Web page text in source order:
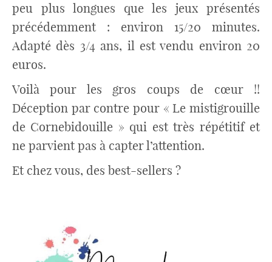
peu plus longues que les jeux présentés
précédemment : environ 15/20 minutes.
Adapté dès 3/4 ans, il est vendu environ 20
euros.
Voilà pour les gros coups de cœur !!
Déception par contre pour « Le mistigrouille
de Cornebidouille » qui est très répétitif et
ne parvient pas à capter l’attention.
Et chez vous, des best-sellers ?